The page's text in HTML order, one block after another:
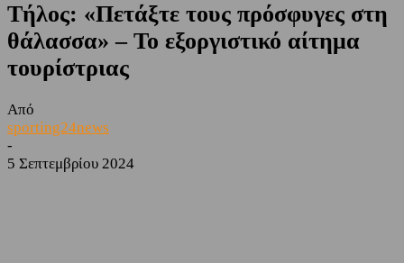
Τήλος: «Πετάξτε τους πρόσφυγες στη
θάλασσα» – Το εξοργιστικό αίτημα
τουρίστριας
Από
sporting24news
-
5 Σεπτεμβρίου 2024